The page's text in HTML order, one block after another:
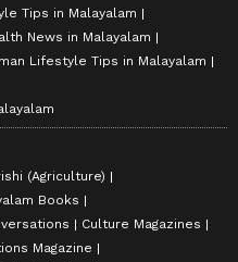
Tips in Malayalam
News in Malayalam
Lifestyle Tips in Malayalam
(Agriculture)
Books
Culture Magazines
Magazine